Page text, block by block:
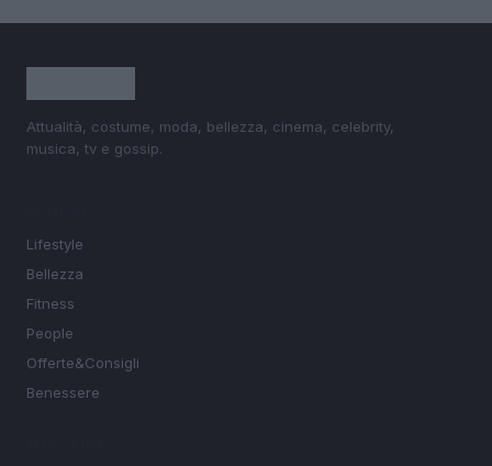
Attualità, costume, moda, bellezza, cinema, celebrity,
musica, tv e gossip.
Lifestyle
Bellezza
Fitness
People
Offerte&Consigli
Benessere